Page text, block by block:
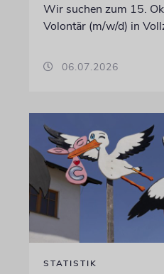
Wir suchen zum 15.
Volontär (m/w/d) in
06.07.2026
STATISTIK